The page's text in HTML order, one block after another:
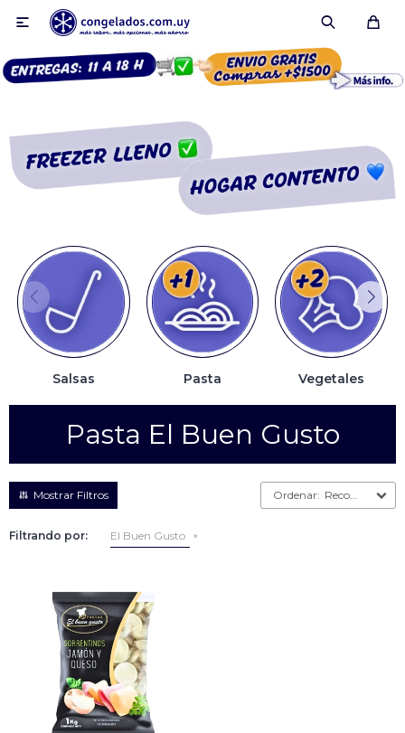

Salsas Pasta Vegetales
Pasta El Buen Gusto
Recomendados
Filtrando por: El Buen Gusto
Smoothies
Fruta congelada
Pulpas
Pizzas
Empanadas
Otros
Arrolladitos primavera
Croquetas
Otros
Bastones
Especialidades
Ravioles
Tallarines
Especialidades
Nuggets
Sin rebozar
Rebozados
Sin Rebozar